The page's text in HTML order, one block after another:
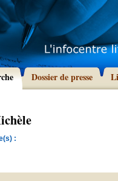
Dossier de presse
: